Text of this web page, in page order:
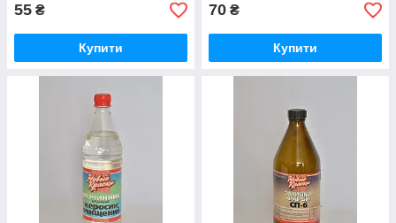
55 ₴
Купити
70 ₴
Купити